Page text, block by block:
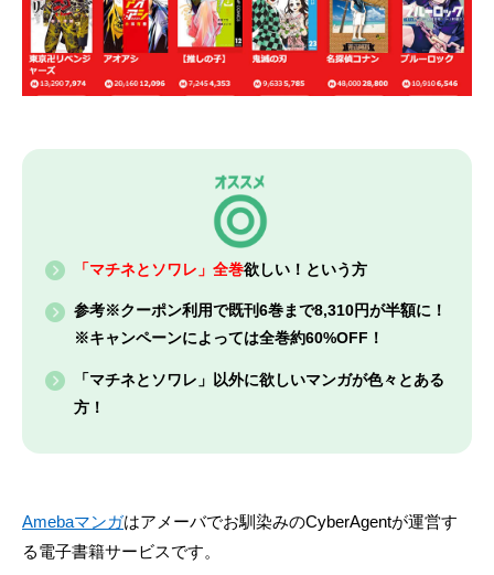
「マチネとソワレ」全巻欲しい！という方
参考※クーポン利用で既刊6巻まで8,310円が半額に！
※キャンペーンによっては全巻約60%OFF！
「マチネとソワレ」以外に欲しいマンガが色々とある
方！
Amebaマンガはアメーバでお馴染みのCyberAgentが運営す
る電子書籍サービスです。